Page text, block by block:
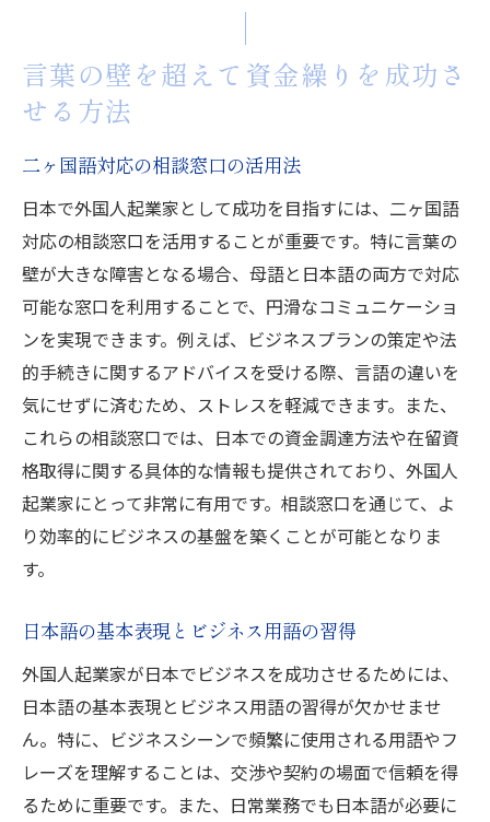
言葉の壁を超えて資金繰りを成功さ
せる方法
二ヶ国語対応の相談窓口の活用法
日本で外国人起業家として成功を目指すには、二ヶ国語
対応の相談窓口を活用することが重要です。特に言葉の
壁が大きな障害となる場合、母語と日本語の両方で対応
可能な窓口を利用することで、円滑なコミュニケーショ
ンを実現できます。例えば、ビジネスプランの策定や法
的手続きに関するアドバイスを受ける際、言語の違いを
気にせずに済むため、ストレスを軽減できます。また、
これらの相談窓口では、日本での資金調達方法や在留資
格取得に関する具体的な情報も提供されており、外国人
起業家にとって非常に有用です。相談窓口を通じて、よ
り効率的にビジネスの基盤を築くことが可能となりま
す。
日本語の基本表現とビジネス用語の習得
外国人起業家が日本でビジネスを成功させるためには、
日本語の基本表現とビジネス用語の習得が欠かせませ
ん。特に、ビジネスシーンで頻繁に使用される用語やフ
レーズを理解することは、交渉や契約の場面で信頼を得
るために重要です。また、日常業務でも日本語が必要に